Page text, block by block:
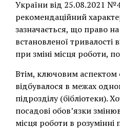
України від 25.08.2021
рекомендаційний
зазначається, що право
встановленої тривалості
при зміні місця роботи,
Втім, ключовим аспектом
відбувалося в межах
підрозділу (бібліотеки).
посадові обов’язки
місця роботи в